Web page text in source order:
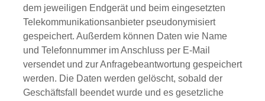
dem jeweiligen Endgerät und beim eingesetzten
Telekommunikationsanbieter pseudonymisiert
gespeichert. Außerdem können Daten wie Name
und Telefonnummer im Anschluss per E-Mail
versendet und zur Anfragebeantwortung gespeichert
werden. Die Daten werden gelöscht, sobald der
Geschäftsfall beendet wurde und es gesetzliche